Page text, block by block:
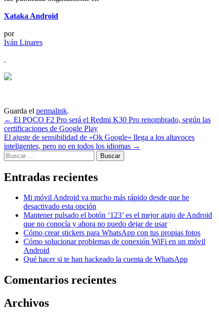
Xataka Android
por
Iván Linares
.
Guarda el permalink.
Navegación
de
entradas
← El POCO F2 Pro será el Redmi K30 Pro renombrado, según las
certificaciones de Google Play
El ajuste de sensibilidad de «Ok Google» llega a los altavoces
inteligentes, pero no en todos los idiomas →
Buscar:
Entradas recientes
Mi móvil Android va mucho más rápido desde que he
desactivado esta opción
Mantener pulsado el botón ‘123’ es el mejor atajo de Android
que no conocía y ahora no puedo dejar de usar
Cómo crear stickers para WhatsApp con tus propias fotos
Cómo solucionar problemas de conexión WiFi en un móvil
Android
Qué hacer si te han hackeado la cuenta de WhatsApp
Comentarios recientes
Archivos